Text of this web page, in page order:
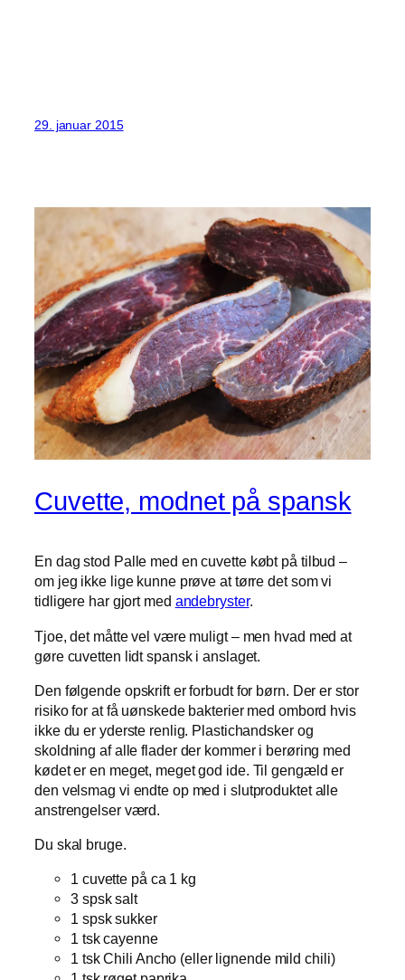
29. januar 2015
Cuvette, modnet på spansk
En dag stod Palle med en cuvette købt på tilbud –
om jeg ikke lige kunne prøve at tørre det som vi
tidligere har gjort med andebryster.
Tjoe, det måtte vel være muligt – men hvad med at
gøre cuvetten lidt spansk i anslaget.
Den følgende opskrift er forbudt for børn. Der er stor
risiko for at få uønskede bakterier med ombord hvis
ikke du er yderste renlig. Plastichandsker og
skoldning af alle flader der kommer i berøring med
kødet er en meget, meget god ide. Til gengæld er
den velsmag vi endte op med i slutproduktet alle
anstrengelser værd.
Du skal bruge.
1 cuvette på ca 1 kg
3 spsk salt
1 spsk sukker
1 tsk cayenne
1 tsk Chili Ancho (eller lignende mild chili)